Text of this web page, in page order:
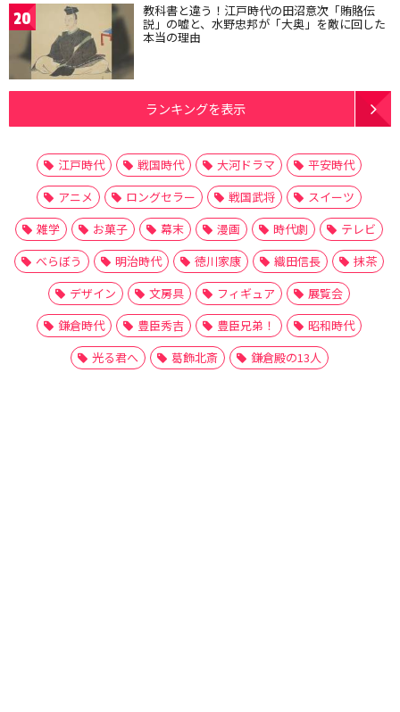
20 教科書と違う！江戸時代の田沼意次「賄賂伝
説」の嘘と、水野忠邦が「大奥」を敵に回した
本当の理由
ランキングを表示
江戸時代 戦国時代 大河ドラマ
平安時代
アニメ
ロングセラー 戦国武将
スイーツ
雑学
お菓子 幕末 漫画 時代劇
テレビ
べらぼう
明治時代 徳川家康 織田信長
抹茶
デザイン
文房具 フィギュア
展覧会
鎌倉時代
豊臣秀吉 豊臣兄弟！
昭和時代
光る君へ
葛飾北斎 鎌倉殿の13人